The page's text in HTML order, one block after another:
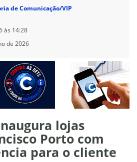
de Comunicação/VIP
às 14:28
de 2026
lojas
Porto com
para o cliente